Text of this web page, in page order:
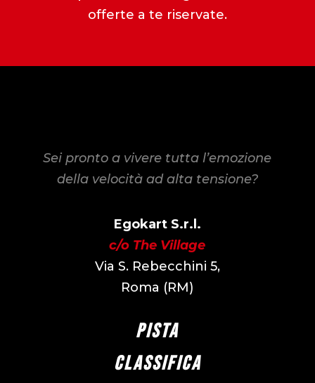
offerte a te riservate.
Sei pronto a vivere tuttal’emozione
della velocità ad alta tensione?
Egokart S.r.l.
c/o The Village
Via S. Rebecchini 5,
Roma (RM)
PISTA
CLASSIFICA